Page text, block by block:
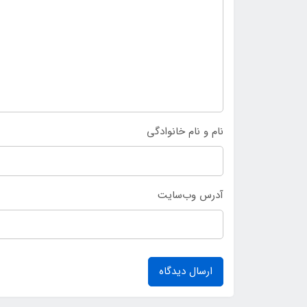
نام و نام خانوادگی
آدرس وب‌سایت
ارسال دیدگاه